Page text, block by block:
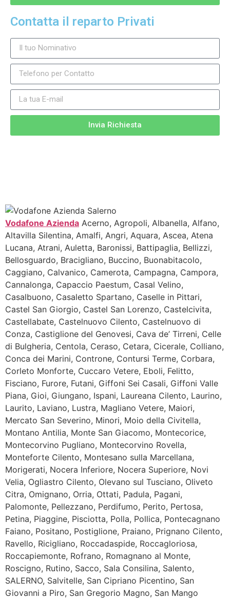
Contatta il reparto Privati
Invia Richiesta
Vodafone Azienda Acerno, Agropoli, Albanella, Alfano,
Altavilla Silentina, Amalfi, Angri, Aquara, Ascea, Atena
Lucana, Atrani, Auletta, Baronissi, Battipaglia, Bellizzi,
Bellosguardo, Bracigliano, Buccino, Buonabitacolo,
Caggiano, Calvanico, Camerota, Campagna, Campora,
Cannalonga, Capaccio Paestum, Casal Velino,
Casalbuono, Casaletto Spartano, Caselle in Pittari,
Castel San Giorgio, Castel San Lorenzo, Castelcivita,
Castellabate, Castelnuovo Cilento, Castelnuovo di
Conza, Castiglione del Genovesi, Cava de’ Tirreni, Celle
di Bulgheria, Centola, Ceraso, Cetara, Cicerale, Colliano,
Conca dei Marini, Controne, Contursi Terme, Corbara,
Corleto Monforte, Cuccaro Vetere, Eboli, Felitto,
Fisciano, Furore, Futani, Giffoni Sei Casali, Giffoni Valle
Piana, Gioi, Giungano, Ispani, Laureana Cilento, Laurino,
Laurito, Laviano, Lustra, Magliano Vetere, Maiori,
Mercato San Severino, Minori, Moio della Civitella,
Montano Antilia, Monte San Giacomo, Montecorice,
Montecorvino Pugliano, Montecorvino Rovella,
Monteforte Cilento, Montesano sulla Marcellana,
Morigerati, Nocera Inferiore, Nocera Superiore, Novi
Velia, Ogliastro Cilento, Olevano sul Tusciano, Oliveto
Citra, Omignano, Orria, Ottati, Padula, Pagani,
Palomonte, Pellezzano, Perdifumo, Perito, Pertosa,
Petina, Piaggine, Pisciotta, Polla, Pollica, Pontecagnano
Faiano, Positano, Postiglione, Praiano, Prignano Cilento,
Ravello, Ricigliano, Roccadaspide, Roccagloriosa,
Roccapiemonte, Rofrano, Romagnano al Monte,
Roscigno, Rutino, Sacco, Sala Consilina, Salento,
SALERNO, Salvitelle, San Cipriano Picentino, San
Giovanni a Piro, San Gregorio Magno, San Mango